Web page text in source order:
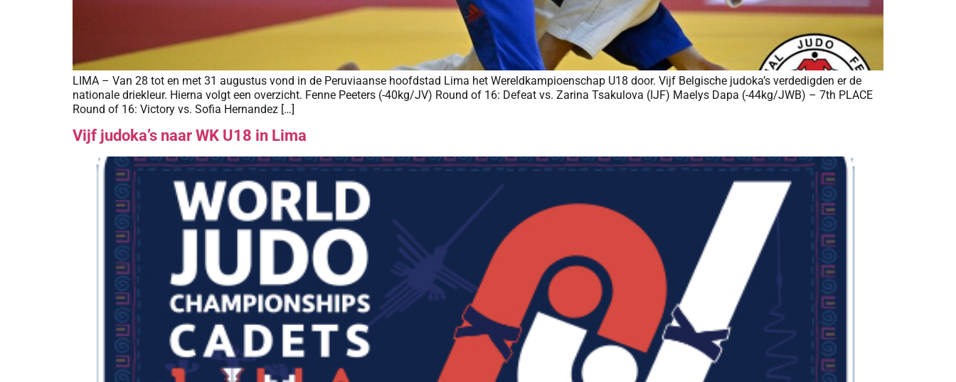
LIMA – Van 28 tot en met 31 augustus vond in de Peruviaanse hoofdstad Lima het Wereldkampioenschap U18 door. Vijf Belgische judoka’s verdedigden er de
nationale driekleur. Hierna volgt een overzicht. Fenne Peeters (-40kg/JV) Round of 16: Defeat vs. Zarina Tsakulova (IJF) Maelys Dapa (-44kg/JWB) – 7th PLACE
Round of 16: Victory vs. Sofia Hernandez […]
Vijf judoka’s naar WK U18 in Lima